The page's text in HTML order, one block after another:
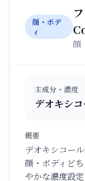
顔・ボデ
ィ
顔
主成分・濃度
デオキシ
概要
デオキシコー
顔・ボディど
やかな濃度設